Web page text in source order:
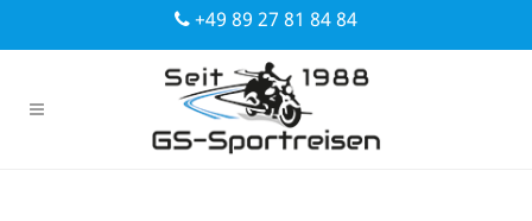
+49 89 27 81 84 84